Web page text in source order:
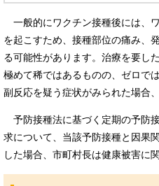
一般的にワクチン接種後には、
を起こすため、接種部位の痛み、
る可能性があります。治療を要し
極めて稀ではあるものの、ゼロで
副反応を疑う症状がみられた場合
予防接種法に基づく定期の予防
求について、当該予防接種と因果
した場合、市町村長は健康被害に